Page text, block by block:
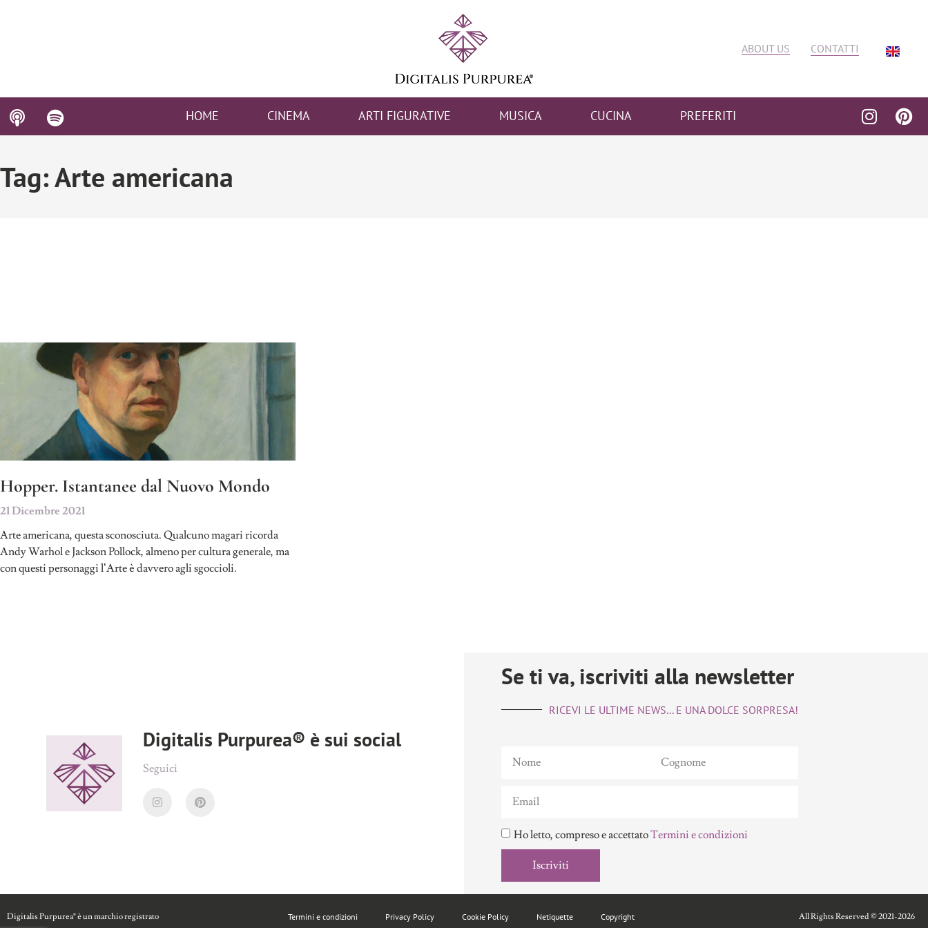
ABOUT US CONTATTI
HOME CINEMA ARTI FIGURATIVE MUSICA CUCINA PREFERITI
Tag: Arte americana
Hopper. Istantanee dal Nuovo Mondo
21 Dicembre 2021
Arte americana, questa sconosciuta. Qualcuno magari ricorda
Andy Warhol e Jackson Pollock, almeno per cultura generale, ma
con questi personaggi l’Arte è davvero agli sgoccioli.
Digitalis Purpurea® è sui social
Seguici
Se ti va, iscriviti alla newsletter
RICEVI LE ULTIME NEWS... E UNA DOLCE SORPRESA!
Ho letto, compreso e accettatoTermini e condizioni
Iscriviti
Digitalis Purpurea®è un marchio registrato Termini e condizioni Privacy Policy Cookie Policy Netiquette Copyright All Rights Reserved © 2021-2026